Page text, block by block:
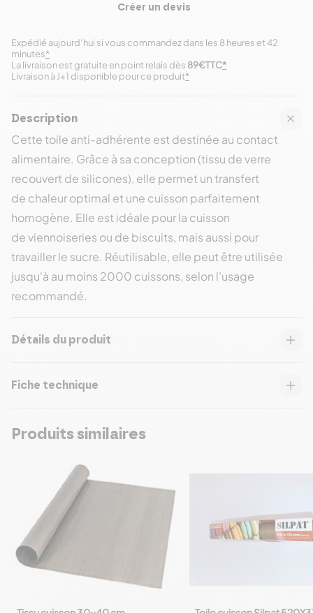
Créer un devis
Expédié aujourd’hui si vous commandez dans les 8 heures et 42
minutes*
Livraison à J+1 disponible pour ce produit*
La livraison est gratuite en point relais dès 89€TTC*
Description
Cette toile anti-adhérente est destinée au contact
alimentaire. Grâce à sa conception (tissu de verre
recouvert de silicones), elle permet un transfert
de chaleur optimal et une cuisson parfaitement
homogène. Elle est idéale pour la cuisson
de viennoiseries ou de biscuits, mais aussi pour
travailler le sucre. Réutilisable, elle peut être utilisée
jusqu'à au moins 2000 cuissons, selon l'usage
recommandé.
Détails du produit
Fiche technique
Produits similaires